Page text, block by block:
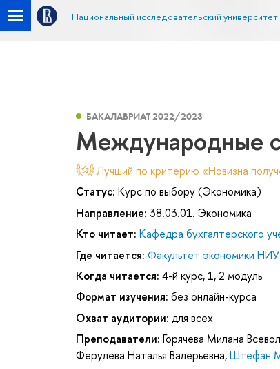
Национальный исследовательский
БАКАЛАВРИАТ 2022/2023
Международные
Лучший по критерию «Новизна
Статус: Курс по выбору (Экономика)
Направление: 38.03.01. Экономика
Кто читает: Кафедра бухгалтерского
Где читается: Факультет экономики
Когда читается: 4-й курс, 1, 2 модуль
Формат изучения: без онлайн-курса
Охват аудитории: для всех
Преподаватели: Горячева Милана
Ферулева Наталья Валерьевна,Штефан